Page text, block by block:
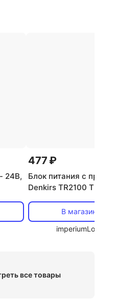
24В,
477 ₽
Блок питания с
Denkirs TR2100
В магазин
imperiumLoft
все товары